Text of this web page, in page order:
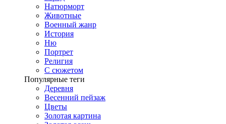
Натюрморт
Животные
Военный жанр
История
Ню
Портрет
Религия
С сюжетом
Популярные теги
Деревня
Весенний пейзаж
Цветы
Золотая картина